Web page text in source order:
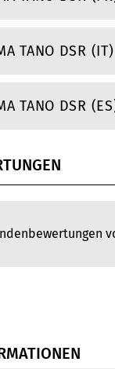
TANO DSR (IT)
TANO DSR